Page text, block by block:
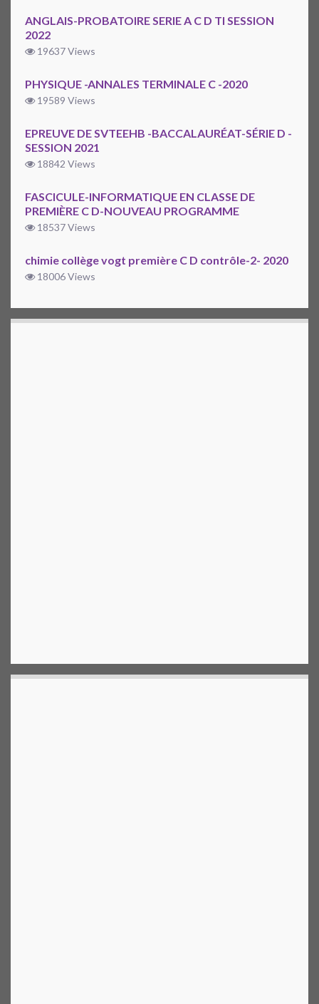
ANGLAIS-PROBATOIRE SERIE A C D TI SESSION
2022
19637 Views
PHYSIQUE -ANNALES TERMINALE C -2020
19589 Views
EPREUVE DE SVTEEHB -BACCALAURÉAT-SÉRIE D -
SESSION 2021
18842 Views
FASCICULE-INFORMATIQUE EN CLASSE DE
PREMIÈRE C D-NOUVEAU PROGRAMME
18537 Views
chimie collège vogt première C D contrôle-2- 2020
18006 Views